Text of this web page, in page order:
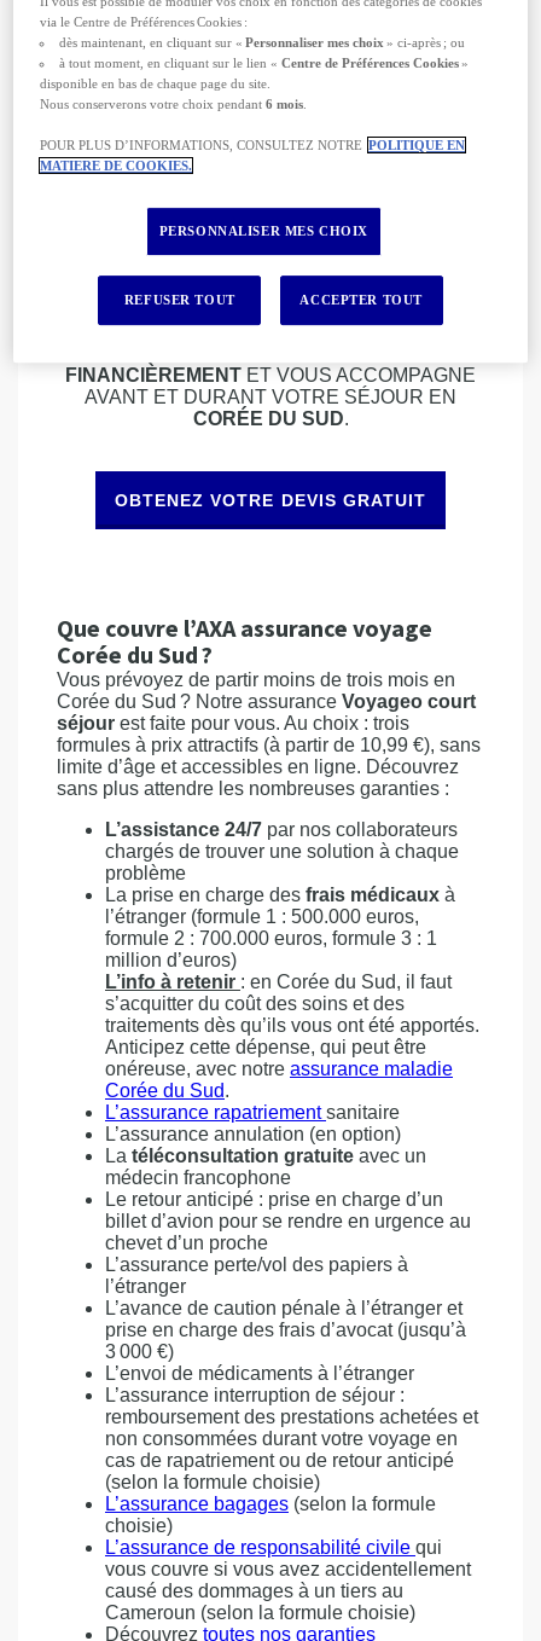
Laperte des bagagesou des dommages
causés à vos effets personnels
Unsinistrecausé à votre domicile durant le
séjour
Un accident nécessitant votre
localité
Desdommages
Des problèmes avec lajustice locale
médicale, uneassurance voyagevous protège
FINANCIÈREMENT ET VOUS ACCOMPAGNE
AVANT ET DURANT VOTRE SÉJOUR EN
CORÉE DU SUD.
OBTENEZ VOTRE DEVIS GRATUIT
Que couvre l’AXA assurance voyage
Corée du Sud ?
Vous prévoyez de partir moins de trois mois en
Corée du Sud ? Notre assurance Voyageo court
séjour est faite pour vous. Au choix : trois
formules à prix attractifs (à partir de 10,99 €), sans
limite d’âge et accessibles en ligne. Découvrez
sans plus attendre les nombreuses garanties :
L’assistance 24/7 par nos collaborateurs
chargés de trouver une solution à chaque
problème
La prise en charge des frais médicaux à
l’étranger (formule 1 : 500.000 euros,
formule 2 : 700.000 euros, formule 3 : 1
million d’euros)
L’info à retenir : en Corée du Sud, il faut
s’acquitter du coût des soins et des
traitements dès qu’ils vous ont été apportés.
Anticipez cette dépense, qui peut être
onéreuse, avec notre assurance maladie
Corée du Sud.
L’assurance rapatriementsanitaire
L’assurance annulation (en option)
La téléconsultation gratuite avec un
médecin francophone
Le retour anticipé : prise en charge d’un
billet d’avion pour se rendre en urgence au
chevet d’un proche
L’assurance perte/vol des papiers à
l’étranger
L’avance de caution pénale à l’étranger et
prise en charge des frais d’avocat (jusqu’à
3 000 €)
L’envoi de médicaments à l’étranger
L’assurance interruption de séjour :
remboursement des prestations achetées et
non consommées durant votre voyage en
cas de rapatriement ou de retour anticipé
(selon la formule choisie)
L’assurance bagages (selon la formule
choisie)
L’assurance de responsabilité civile qui
vous couvre si vous avez accidentellement
causé des dommages à un tiers au
Cameroun (selon la formule choisie)
Découvrez toutes nos garanties
via le Centre de Préférences Cookies :
dès maintenant, en cliquant sur « Personnaliser mes choix» ci-après ; ou
à tout moment, en cliquant sur le lien « Centre de Préférences Cookies»
disponible en bas de chaque page du site.
Nous conserverons votre choix pendant6 mois.
POUR PLUS D’INFORMATIONS, CONSULTEZ NOTRE POLITIQUE EN
MATIERE DE COOKIES.
PERSONNALISER MES CHOIX
REFUSER TOUT ACCEPTER TOUT